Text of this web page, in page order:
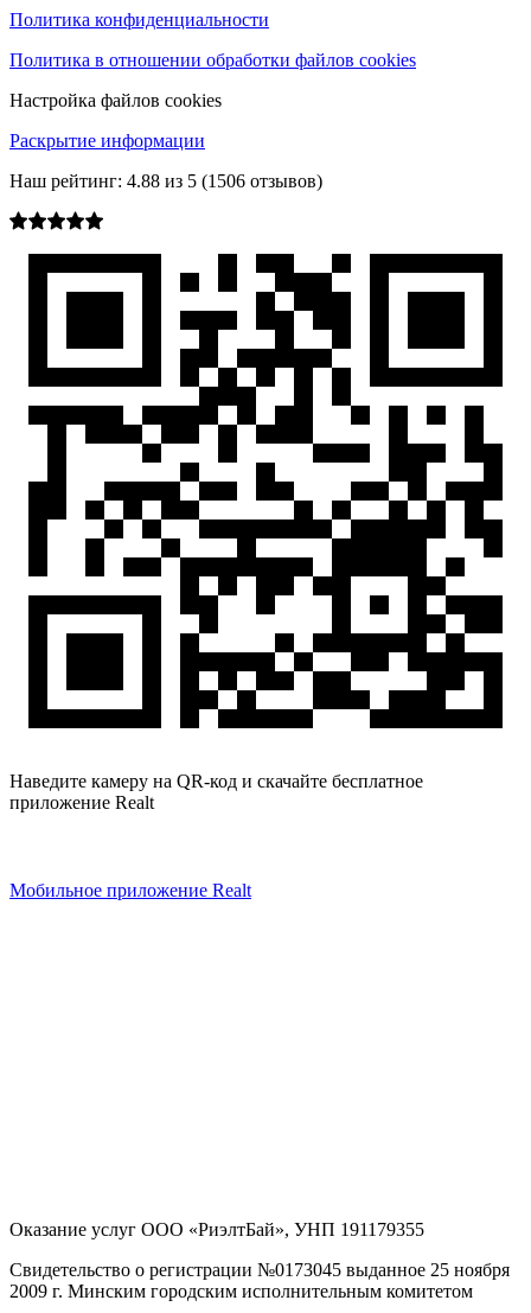
Политика конфиденциальности
Политика в отношении обработки файлов cookies
Настройка файлов cookies
Раскрытие информации
Наш рейтинг: 4.88 из 5 (1506 отзывов)
Наведите камеру на QR-код и скачайте бесплатное
приложение Realt
Мобильное приложение Realt
Оказание услуг ООО «РиэлтБай», УНП 191179355
Свидетельство о регистрации №0173045 выданное 25 ноября
2009 г. Минским городским исполнительным комитетом